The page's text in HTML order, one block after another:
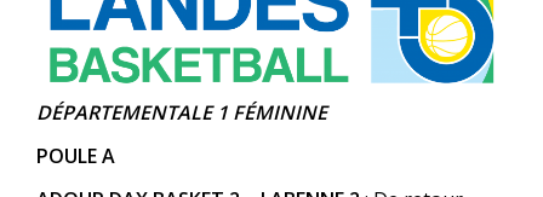
DÉPARTEMENTALE 1 FÉMININE
POULE A